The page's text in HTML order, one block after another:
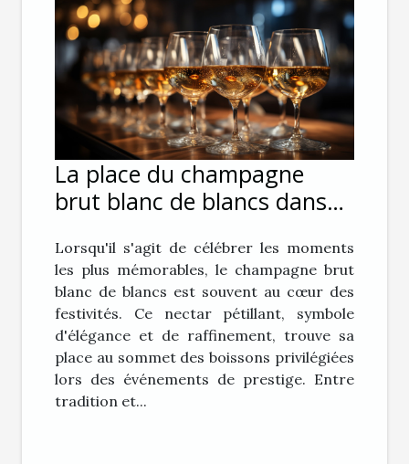
La place du champagne
brut blanc de blancs dans
Lorsqu'il s'agit de célébrer les moments
les plus mémorables, le champagne brut
blanc de blancs est souvent au cœur des
festivités. Ce nectar pétillant, symbole
d'élégance et de raffinement, trouve sa
place au sommet des boissons privilégiées
lors des événements de prestige. Entre
tradition et...